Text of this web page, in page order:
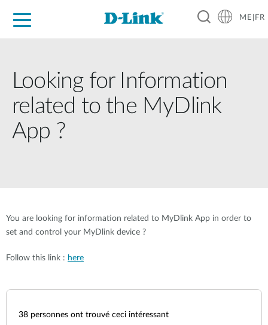
ME|FR
Looking for Information
related to the MyDlink
App ?
You are looking for information related to MyDlink App in order to
set and control your MyDlink device ?
Follow this link : here
38 personnes ont trouvé ceci intéressant